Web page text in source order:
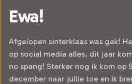
Ewa!
Afgelopen sinterklaas was gek!
op social media alles, dit jaar
no spang! Sterker nog ik kom op 5
december naar jullie toe en ik